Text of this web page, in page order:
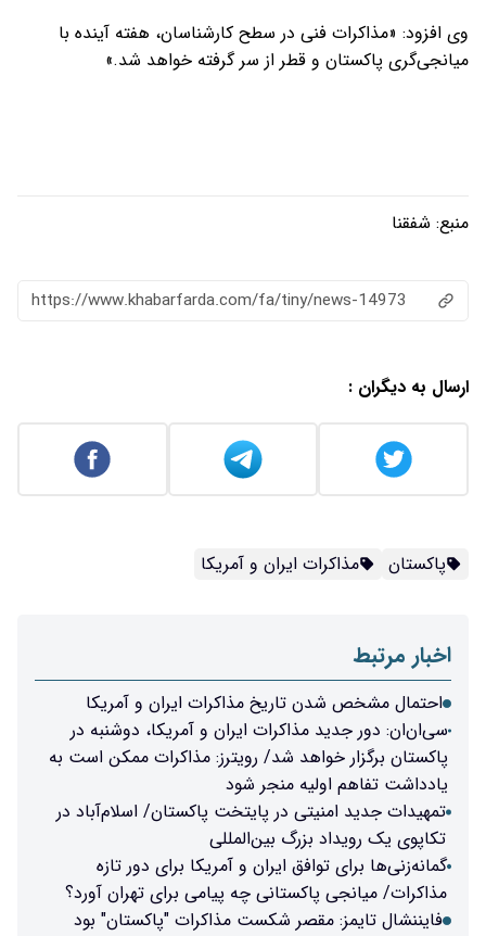
وی افزود: «مذاکرات فنی در سطح کارشناسان، هفته آینده با
میانجی‌گری پاکستان و قطر از سر گرفته خواهد شد.»
منبع: شفقنا
https://www.khabarfarda.com/fa/tiny/news-14973
ارسال به دیگران :
پاکستان مذاکرات ایران و آمریکا
اخبار مرتبط
احتمال مشخص شدن تاریخ مذاکرات ایران و آمریکا
سی‌ان‌ان: دور جدید مذاکرات ایران و آمریکا، دوشنبه در
پاکستان برگزار خواهد شد/ رویترز: مذاکرات ممکن است به
یادداشت تفاهم اولیه منجر شود
تمهیدات جدید امنیتی در پایتخت پاکستان/ اسلام‌آباد در
تکاپوی یک رویداد بزرگ بین‌المللی
گمانه‌زنی‌ها برای توافق ایران و آمریکا برای دور تازه
مذاکرات/ میانجی پاکستانی چه پیامی برای تهران آورد؟
فایننشال تایمز: مقصر شکست مذاکرات "پاکستان" بود